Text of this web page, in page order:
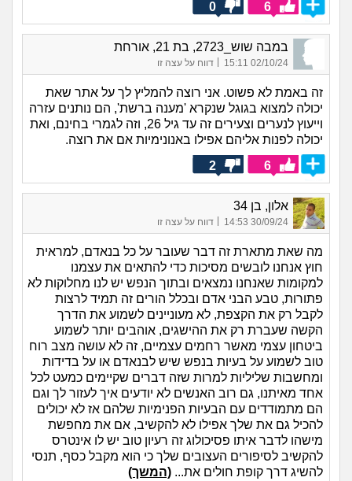
6
0
במבה שוש_2723, בת 21, אורחת
02/10/24 15:11
| דווח על עצה זו
זה באמת לא פשוט. אני רוצה להמליץ לך על אתר שאת
יכולה למצוא בגוגל שנקרא 'מענה ברשת', הם נותנים עזרה
וייעוץ לנערים וצעירים זה עד גיל 26, וזה לגמרי בחינם, ואת
יכולה לפנות אליהם אפילו באנונימיות אם את רוצה.
6
2
אלון, בן 34
30/09/24 14:53 דווח על עצה זו
מה שאת מתארת זה דבר שעובר על כל בנאדם, למראית
חוץ אנחנו לובשים מסיכות כדי להתאים את עצמנו
למקומות שאנחנו נמצאים ובתוך הנפש יש לנו מחלוקות לא
פתורות, טבע הבני אדם ובכלל הורים זה תמיד לרצות
לקבל רק את הקצפת, לא מעוניינים לשמוע את הדרך
הקשה שעברת רק את ההישגים, אוהבים יותר לשמוע
ביטחון עצמי מאשר רחמים עצמיים, זה לא עושה מצב רוח
טוב לשמוע על בעיות בנפש שיש לבנאדם או על בדידות
ומחשבות שליליות למרות שזה דברים שקיימים כמעט לכל
אחד מאיתנו, גם רוב האנשים לא יודעים איך לעזור לך וגם
הם מתמודדים עם הבעיות הפנימיות שלהם אז לא יכולים
להכיל גם את שלך אפילו לא להקשיב, אם את מחפשת
מישהו לדבר איתו פסיכולוג זה רעיון טוב יש לו אינטרס
להקשיב לסיפורים העצובים שלך כי הוא מקבל כסף, תנסי
להשיג דרך קופת חולים את... (המשך)